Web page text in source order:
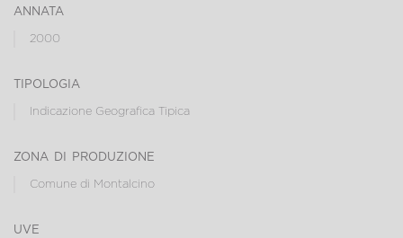
annata
2000
tipologia
Indicazione Geografica Tipica
zona di produzione
Comune di Montalcino
uve